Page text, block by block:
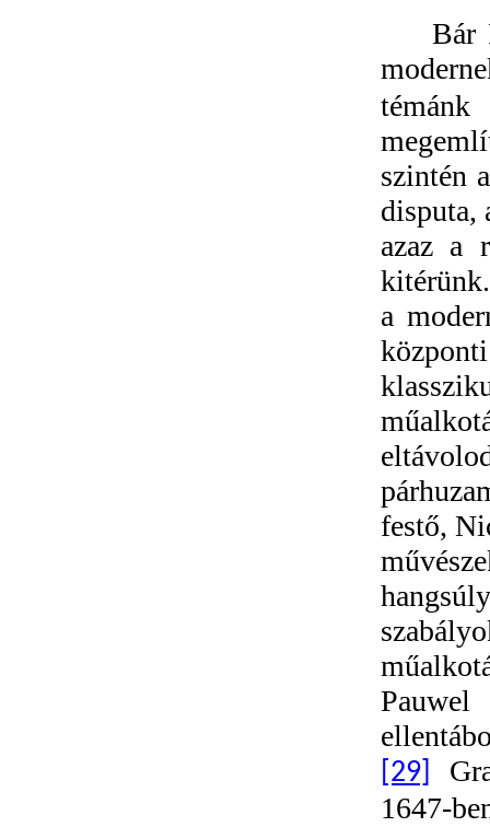
Bár
szintén
disputa,
azaz a
a
festő,
[29]
1647-